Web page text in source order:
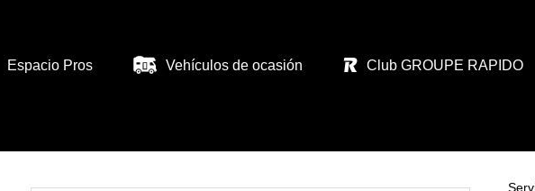
Espacio Pros Vehículos de ocasión Club GROUPE RAPIDO